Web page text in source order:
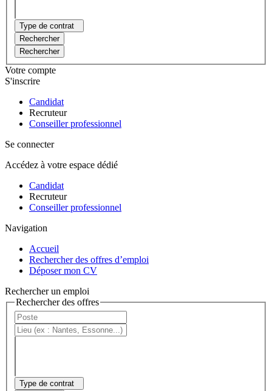
Type de contrat
Rechercher
Rechercher
Votre compte
S'inscrire
Candidat
Recruteur
Conseiller professionnel
Se connecter
Accédez à votre espace dédié
Candidat
Recruteur
Conseiller professionnel
Navigation
Accueil
Rechercher des offres d’emploi
Déposer mon CV
Rechercher un emploi
Rechercher des offres
Type de contrat